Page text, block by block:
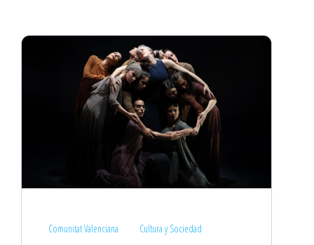
Comunitat Valenciana
Cultura y Sociedad